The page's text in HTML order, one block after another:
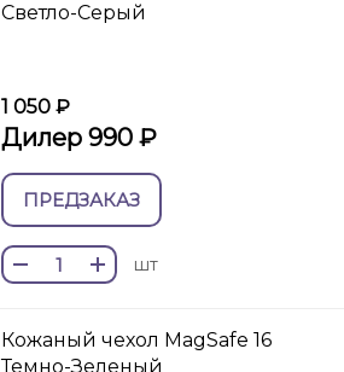
Светло-Серый
1 050 ₽
Дилер 990 ₽
ПРЕДЗАКАЗ
шт
Кожаный чехол MagSafe 16
Темно-Зеленый